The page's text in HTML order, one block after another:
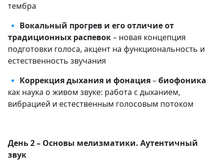
тембра
🔹 Вокальный прогрев и его отличие от
традиционных распевок– новая концепция
подготовки голоса, акцент на функциональность и
естественность звучания
🔹 Коррекция дыхания и фонация–биофоника
как наука о живом звуке: работа с дыханием,
вибрацией и естественным голосовым потоком
День 2 – Основы мелизматики. Аутентичный
звук